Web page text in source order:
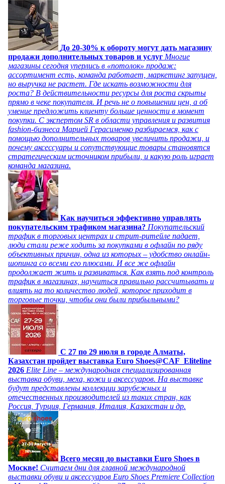
До 20-30% к обороту могут дать магазину
продажи дополнительных товаров и услуг Многие
магазины сегодня уперлись в «потолок» продаж:
ассортимент есть, команда работает, маркетинг запущен,
но выручка не растет. Где искать возможности для
роста? В действительности ресурсы для роста скрыты
прямо в чеке покупателя. И речь не о повышении цен, а об
умение предложить клиенту больше ценности в момент
покупки. С экспертом SR в области управления и развития
fashion-бизнеса Марией Герасименко разбираемся, как с
помощью дополнительных товаров увеличить продажи, и
почему аксессуары и сопутствующие товары становятся
стратегическим источником прибыли, и какую роль играет
команда магазина.
Как научиться эффективно управлять
покупательским трафиком магазина? Покупательский
трафик в торговых центрах и стрит-ритейле падает,
люди стали реже ходить за покупками в офлайн по ряду
объективных причин, одна из которых – удобство онлайн-
шопинга со всеми его плюсами. И все же офлайн
продолжает жить и развиваться. Как взять под контроль
трафик в магазинах, научиться правильно рассчитывать и
влиять на то количество людей, которое приходит в
торговые точки, чтобы они были прибыльными?
C 27 по 29 июля в городе Алматы,
Казахстан пройдет выставка Euro Shoes@CAF_Eliteline
2026 Elite Line – международная специализированная
выставка обуви, меха, кожи и аксессуаров. На выставке
будут представлены коллекции зарубежных и
отечественных производителей из таких стран, как
Россия, Турция, Германия, Италия, Казахстан и др.
Всего месяц до выставки Euro Shoes в
Москве! Считаем дни для главной международной
выставки обуви и аксессуаров Euro Shoes Premiere Collection